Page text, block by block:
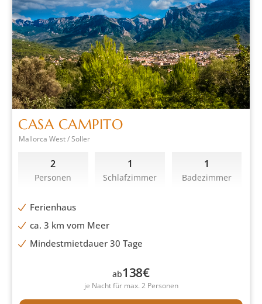
CASA CAMPITO
Mallorca West / Soller
2
Personen
1
Schlafzimmer
1
Badezimmer
Ferienhaus
ca. 3 km vom Meer
Mindestmietdauer 30 Tage
ab138€
je Nacht für max. 2 Personen